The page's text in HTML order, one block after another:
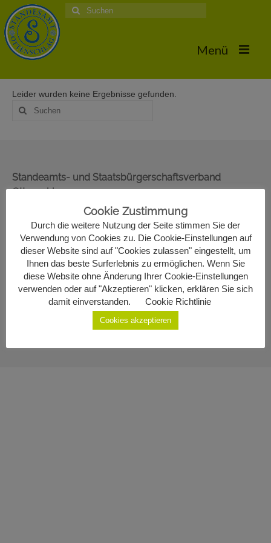
Suche
nach:
Menü
Home
Hochzeiten 2026
Hochzeiten 2024
Hochzeiten 2017
Geburten
Staatsbürgerschaft
Leider wurden keine Ergebnisse gefunden.
Suche
nach:
Standeamts- und Staatsbürgerschaftsverband
Ottenschlag
3631 Ottenschlag
02872/7330-13
standesamt@ottenschlag.eu
Impressum
Datenschutzerklärung
Cookie Zustimmung
Durch die weitere Nutzung der Seite stimmen Sie der
Verwendung von Cookies zu. Die Cookie-Einstellungen auf
dieser Website sind auf "Cookies zulassen" eingestellt, um
Ihnen das beste Surferlebnis zu ermöglichen. Wenn Sie
diese Website ohne Änderung Ihrer Cookie-Einstellungen
verwenden oder auf "Akzeptieren" klicken, erklären Sie sich
damit einverstanden.
Cookie Richtlinie
Cookies akzeptieren